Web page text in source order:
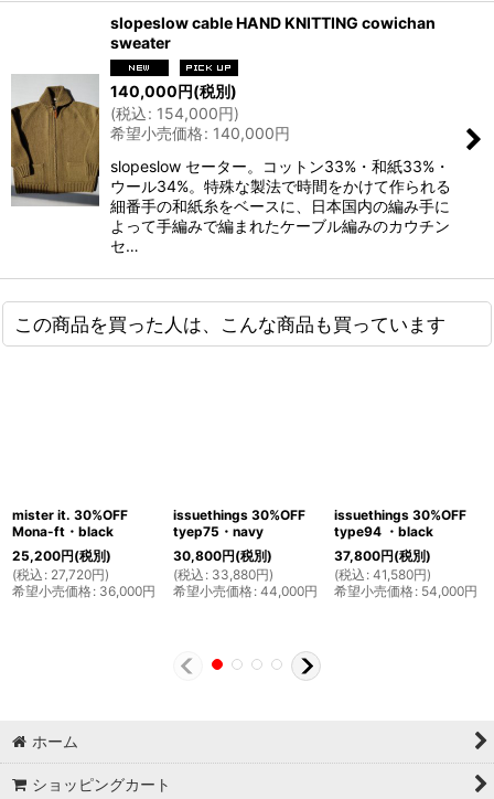
slopeslow cable HAND KNITTING cowichan
sweater
140,000円(税別)
(税込: 154,000円)
希望小売価格: 140,000円
slopeslow セーター。コットン33%・和紙33%・
ウール34%。特殊な製法で時間をかけて作られる
細番手の和紙糸をベースに、日本国内の編み手に
よって手編みで編まれたケーブル編みのカウチン
セ…
この商品を買った人は、こんな商品も買っています
mister it. 30%OFF
Mona-ft・black
25,200円(税別)
(税込 : 27,720円)
希望小売価格: 36,000円
issuethings 30%OFF
tyep75・navy
30,800円(税別)
(税込 : 33,880円)
希望小売価格: 44,000円
issuethings 30%OFF
type94 ・black
37,800円(税別)
(税込 : 41,580円)
希望小売価格: 54,000円
ホーム
ショッピングカート